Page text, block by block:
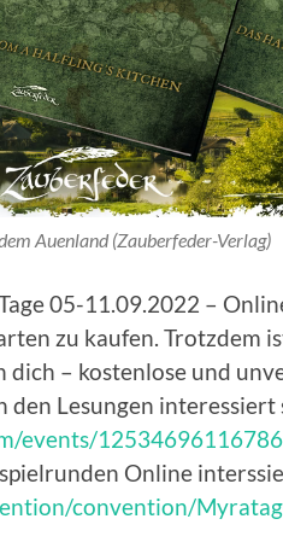
Auenland (Zauberfeder-Verlag)
05-11.09.2022 –
zu kaufen. Trotzdem
– kostenlose und
den Lesungen interessiert
events/
Online
convention/